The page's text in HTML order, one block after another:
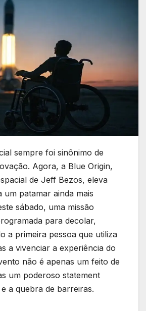
sempre foi sinônimo de
Agora, a Blue Origin,
de Jeff Bezos, eleva
um patamar ainda mais
sábado, uma missão
para decolar,
a primeira pessoa que utiliza
a vivenciar a experiência do
não é apenas um feito de
um poderoso statement
a quebra de barreiras.